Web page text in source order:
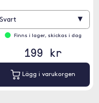
Svart ▾
Finns i lager, skickas i dag
199 kr
Lägg i varukorgen